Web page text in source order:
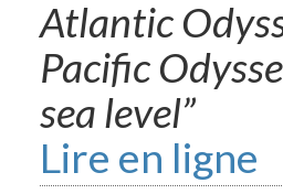
Atlantic
Pacific
sea level”
Lire en ligne